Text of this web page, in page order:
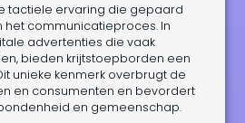
tactiele ervaring die gepaard
het communicatieproces. In
advertenties die vaak
bieden krijtstoepborden een
unieke kenmerk overbrugt de
en consumenten en bevordert
en gemeenschap.